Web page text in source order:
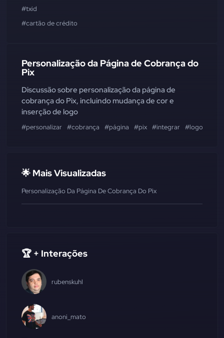
#txid
#cartão de crédito
Personalização da Página de Cobrança do
Pix
Discussão sobre personalização da página de
cobrança do Pix, incluindo mudança de cor e
inserção de logo
#personalizar #cobrança #página #pix #integrar #logo
🌟 Mais Visualizadas
Personalização Da Página De Cobrança Do Pix
🏆 + Interações
rubenskuhl
anoni_mato